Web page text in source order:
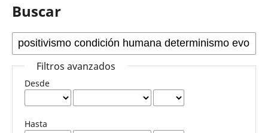
Buscar
Filtros avanzados
Desde
Hasta